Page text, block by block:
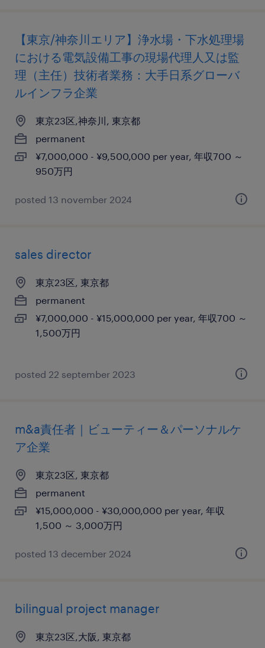
【東京/神奈川エリア】浄水場・下水処理場
における電気設備工事の現場代理人又は監
理（主任）技術者業務：大手日系グローバ
ルインフラ企業
東京23区,神奈川, 東京都
permanent
¥7,000,000 - ¥9,500,000 per year, 年収700 ～
950万円
posted 13 november 2024
sales director
東京23区, 東京都
permanent
¥7,000,000 - ¥15,000,000 per year, 年収700 ～
1,500万円
posted 22 september 2023
m&a責任者｜ビューティー＆パーソナルケ
ア企業
東京23区, 東京都
permanent
¥15,000,000 - ¥30,000,000 per year, 年収
1,500 ～ 3,000万円
posted 13 december 2024
bilingual project manager
東京23区,大阪, 東京都